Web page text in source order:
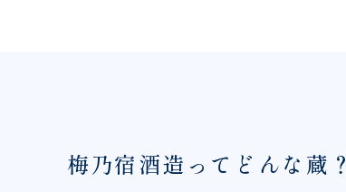
梅乃宿酒造ってどんな蔵？